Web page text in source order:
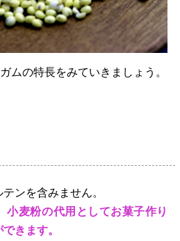
ムの特長をみていきましょう。
ンを含みません。
小麦粉の代用としてお菓子作り
きます。